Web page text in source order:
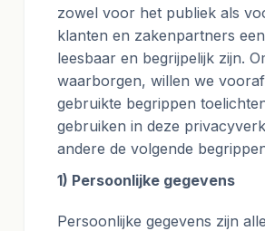
zowel voor het publiek als
klanten en zakenpartners
leesbaar en begrijpelijk zijn.
waarborgen, willen we
gebruikte begrippen
gebruiken in deze
andere de volgende
1) Persoonlijke gegevens
Persoonlijke gegevens zijn